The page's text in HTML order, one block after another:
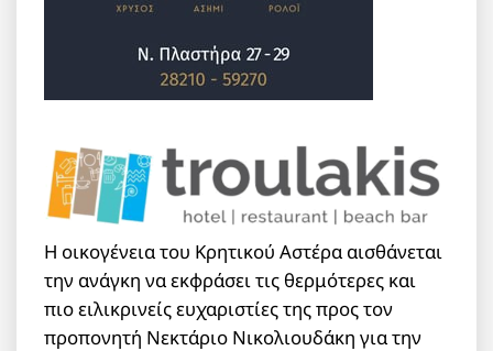
Η οικογένεια του Κρητικού Αστέρα αισθάνεται
την ανάγκη να εκφράσει τις θερμότερες και
πιο ειλικρινείς ευχαριστίες της προς τον
προπονητή Νεκτάριο Νικολιουδάκη για την